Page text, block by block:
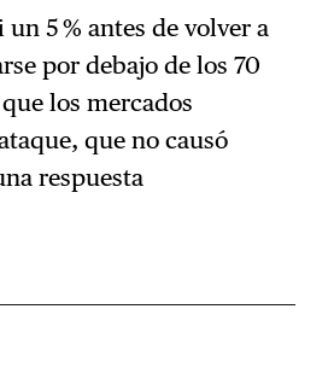
5 % antes de volver a
por debajo de los 70
los mercados
que no causó
respuesta